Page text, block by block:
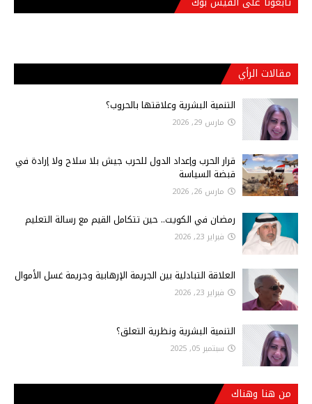
مقالات الرأي
التنمية البشرية وعلاقتها بالحروب؟
مارس 29, 2026
قرار الحرب وإعداد الدول للحرب جيش بلا سلاح ولا إرادة في
قبضة السياسة
مارس 26, 2026
رمضان في الكويت.. حين تتكامل القيم مع رسالة التعليم
فبراير 23, 2026
العلاقة التبادلية بين الجريمة الإرهابية وجريمة غسل الأموال
فبراير 23, 2026
التنمية البشرية ونظرية التعلق؟
سبتمبر 05, 2025
من هنا وهناك